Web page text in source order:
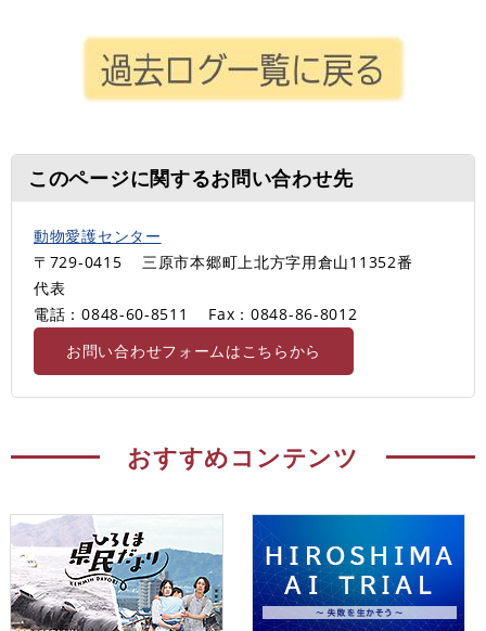
このページに関するお問い合わせ先
動物愛護センター
〒729-0415
三原市本郷町上北方字用倉山11352番
代表
電話：0848-60-8511
Fax：0848-86-8012
お問い合わせフォームはこちらから
おすすめコンテンツ